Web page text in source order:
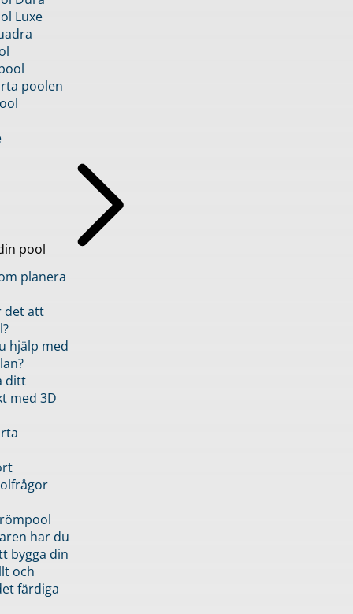
Luxe
poolen
pool
planera
det att
hjälp med
ditt
med 3D
har du
bygga din
och
färdiga